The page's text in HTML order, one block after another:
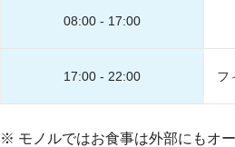
08:00 - 17:00
17:00 - 22:00 フ
※ モノルではお食事は外部にもオ